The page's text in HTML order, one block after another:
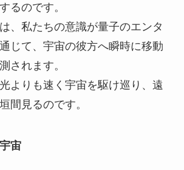
るのです。
、私たちの意識が量子のエンタ
じて、宇宙の彼方へ瞬時に移動
されます。
よりも速く宇宙を駆け巡り、遠
間見るのです。
宙